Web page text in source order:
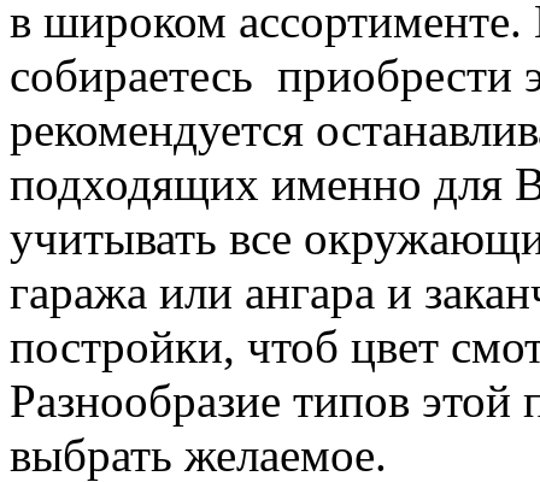
в широком
собираетесь приобрести
рекомендуется
подходящих именно для
учитывать все
гаража или ангара и
постройки, чтоб цвет
Разнообразие типов этой
выбрать желаемое.